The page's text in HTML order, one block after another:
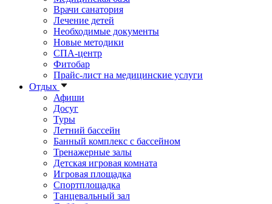
Врачи санатория
Лечение детей
Необходимые документы
Новые методики
СПА-центр
Фитобар
Прайс-лист на медицинские услуги
Отдых
Афиши
Досуг
Туры
Летний бассейн
Банный комплекс с бассейном
Тренажерные залы
Детская игровая комната
Игровая площадка
Спортплощадка
Танцевальный зал